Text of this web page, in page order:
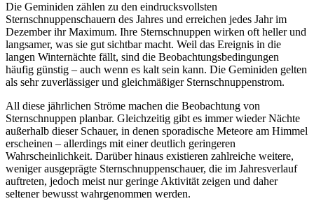
Die Geminiden zählen zu den eindrucksvollsten
Sternschnuppenschauern des Jahres und erreichen jedes Jahr im
Dezember ihr Maximum. Ihre Sternschnuppen wirken oft heller und
langsamer, was sie gut sichtbar macht. Weil das Ereignis in die
langen Winternächte fällt, sind die Beobachtungsbedingungen
häufig günstig – auch wenn es kalt sein kann. Die Geminiden gelten
als sehr zuverlässiger und gleichmäßiger Sternschnuppenstrom.
All diese jährlichen Ströme machen die Beobachtung von
Sternschnuppen planbar. Gleichzeitig gibt es immer wieder Nächte
außerhalb dieser Schauer, in denen sporadische Meteore am Himmel
erscheinen – allerdings mit einer deutlich geringeren
Wahrscheinlichkeit. Darüber hinaus existieren zahlreiche weitere,
weniger ausgeprägte Sternschnuppenschauer, die im Jahresverlauf
auftreten, jedoch meist nur geringe Aktivität zeigen und daher
seltener bewusst wahrgenommen werden.